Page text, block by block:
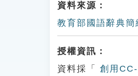
資料來源：
教育部國語辭典簡
授權資訊：
資料採「
創用